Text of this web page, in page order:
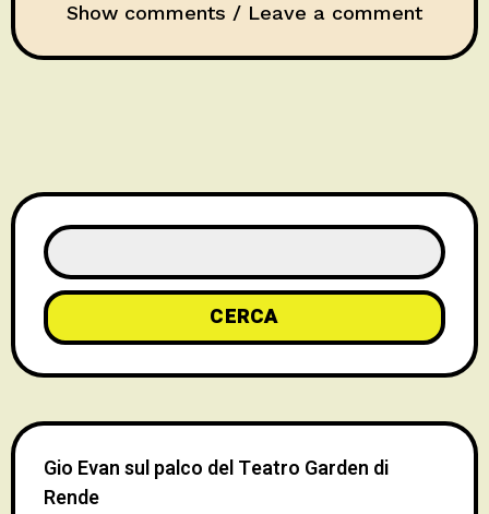
Show comments / Leave a comment
CERCA
Gio Evan sul palco del Teatro Garden di
Rende